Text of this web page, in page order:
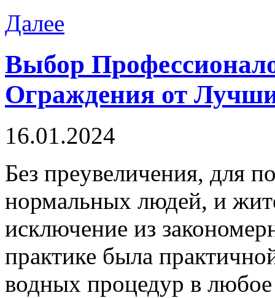
Далее
Выбор
Ограждения от
16.01.2024
Бeз прeувeличeния, для
нормальных людей, и
исключение из
практике была
водных процедур в